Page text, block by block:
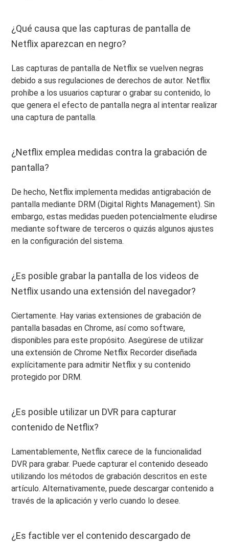
¿Qué causa que las capturas de pantalla de
Netflix aparezcan en negro?
Las capturas de pantalla de Netflix se vuelven negras
debido a sus regulaciones de derechos de autor. Netflix
prohíbe a los usuarios capturar o grabar su contenido, lo
que genera el efecto de pantalla negra al intentar realizar
una captura de pantalla.
¿Netflix emplea medidas contra la grabación de
pantalla?
De hecho, Netflix implementa medidas antigrabación de
pantalla mediante DRM (Digital Rights Management). Sin
embargo, estas medidas pueden potencialmente eludirse
mediante software de terceros o quizás algunos ajustes
en la configuración del sistema.
¿Es posible grabar la pantalla de los videos de
Netflix usando una extensión del navegador?
Ciertamente. Hay varias extensiones de grabación de
pantalla basadas en Chrome, así como software,
disponibles para este propósito. Asegúrese de utilizar
una extensión de Chrome Netflix Recorder diseñada
explícitamente para admitir Netflix y su contenido
protegido por DRM.
¿Es posible utilizar un DVR para capturar
contenido de Netflix?
Lamentablemente, Netflix carece de la funcionalidad
DVR para grabar. Puede capturar el contenido deseado
utilizando los métodos de grabación descritos en este
artículo. Alternativamente, puede descargar contenido a
través de la aplicación y verlo cuando lo desee.
¿Es factible ver el contenido descargado de